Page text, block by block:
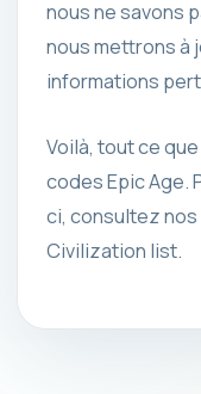
nous ne savons
nous mettrons à
informations
Voilà, tout ce
codes Epic Age.
ci, consultez
Civilization list.